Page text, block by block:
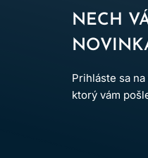
NECH
Prihláste sa
ktorý vám